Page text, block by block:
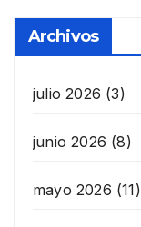
Archivos
julio 2026 (3)
junio 2026 (8)
mayo 2026 (11)